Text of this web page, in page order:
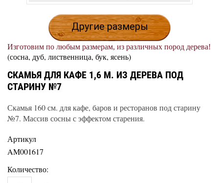
Другие размеры
Изготовим по любым размерам, из различных пород дерева!
(сосна, дуб, лиственница, бук, ясень)
СКАМЬЯ ДЛЯ КАФЕ 1,6 М. ИЗ ДЕРЕВА ПОД
СТАРИНУ №7
Скамья 160 см. для кафе, баров и ресторанов под старину
№7. Массив сосны с эффектом старения.
Артикул
AM001617
Количество: